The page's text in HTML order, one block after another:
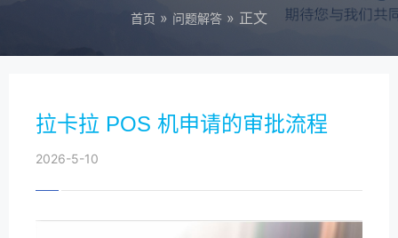
首页 » 问题解答 » 正文
拉卡拉 POS 机申请的审批流程
2026-5-10